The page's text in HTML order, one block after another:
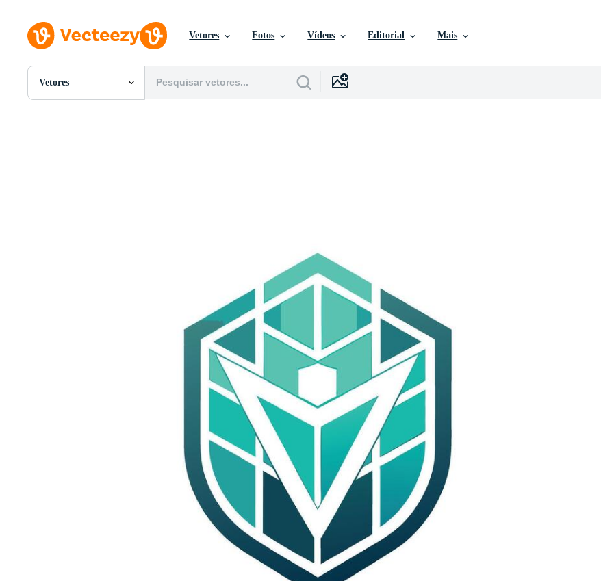
Vetores Fotos Vídeos Editorial Mais
Vetores
Todas Imagens